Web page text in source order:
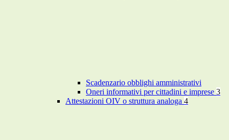
Scadenzario obblighi amministrativi
Oneri informativi per cittadini e imprese 3
Attestazioni OIV o struttura analoga 4